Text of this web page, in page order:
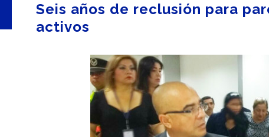
Seis años de reclusión para
activos